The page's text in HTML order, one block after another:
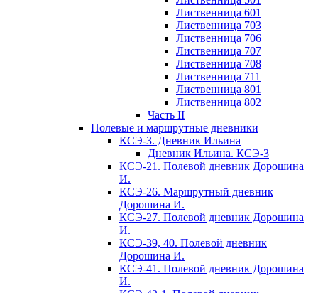
Лиственница 601
Лиственница 703
Лиственница 706
Лиственница 707
Лиственница 708
Лиственница 711
Лиственница 801
Лиственница 802
Часть II
Полевые и маршрутные дневники
КСЭ-3. Дневник Ильина
Дневник Ильина. КСЭ-3
КСЭ-21. Полевой дневник Дорошина
И.
КСЭ-26. Маршрутный дневник
Дорошина И.
КСЭ-27. Полевой дневник Дорошина
И.
КСЭ-39, 40. Полевой дневник
Дорошина И.
КСЭ-41. Полевой дневник Дорошина
И.